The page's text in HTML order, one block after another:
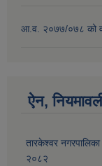
आ.व. २०७७/०७८ को
ऐन,
तारकेश्वर नगरपालिका
२०८२